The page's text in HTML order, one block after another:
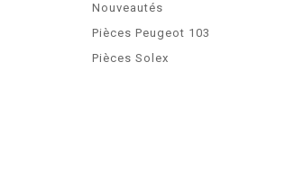
Nouveautés
Pièces Peugeot 103
Pièces Solex